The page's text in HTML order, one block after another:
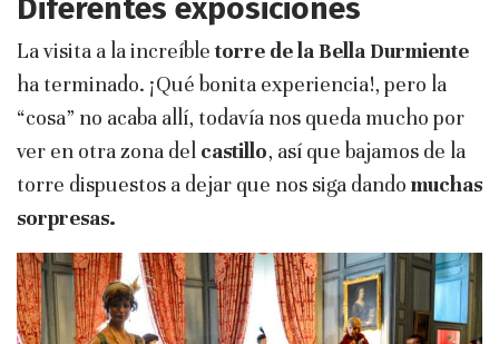
Diferentes exposiciones
La visita a la increíbletorre de la Bella Durmiente
ha terminado. ¡Qué bonita experiencia!, pero la
“cosa” no acaba allí, todavía nos queda mucho por
ver en otra zona del castillo, así que bajamos de la
torre dispuestos a dejar que nos siga dando muchas
sorpresas.